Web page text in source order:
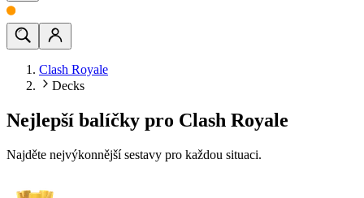
Clash Royale
Decks
Nejlepší balíčky pro Clash Royale
Najděte nejvýkonnější sestavy pro každou situaci.